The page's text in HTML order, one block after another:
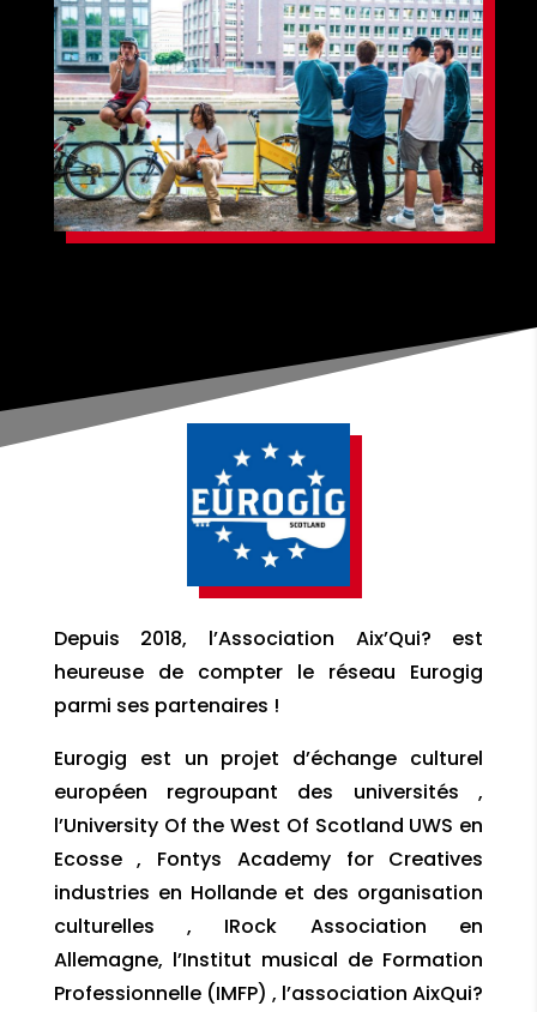
Depuis 2018, l’Association Aix’Qui? est
heureuse de compter le réseau Eurogig
parmi ses partenaires !
Eurogig est un projet d’échange culturel
européen regroupant des universités ,
l’University Of the West Of Scotland UWS en
Ecosse , Fontys Academy for Creatives
industries en Hollande et des organisation
culturelles , IRock Association en
Allemagne, l’Institut musical de Formation
Professionnelle (IMFP) , l’association AixQui?